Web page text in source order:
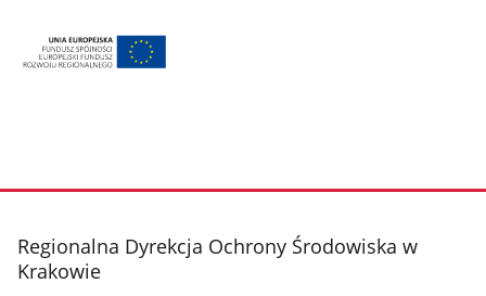
stopka
Regionalna Dyrekcja Ochrony Środowiska w
Krakowie